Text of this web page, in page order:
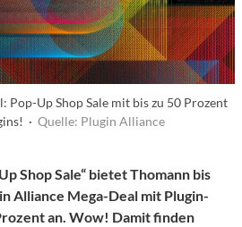
Pop-Up Shop Sale mit bis zu 50 Prozent
· Quelle: Plugin Alliance
Shop Sale“ bietet Thomann bis
Alliance Mega-Deal mit Plugin-
an. Wow! Damit finden